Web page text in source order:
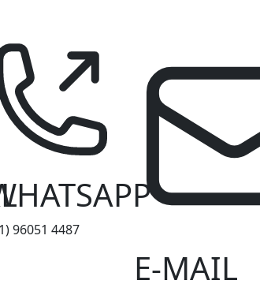
96051 4487
E-MAIL